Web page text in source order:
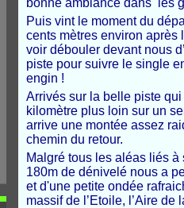
bonne ambiance dans les
Puis vint le moment du
cents mètres environ après
voir débouler devant nous
piste pour suivre le single
engin !
Arrivés sur la belle piste
kilomètre plus loin sur un
arrive une montée assez
chemin du retour.
Malgré tous les aléas liés
180m de dénivelé nous a
et d'une petite ondée
massif de l’Etoile, l’Aire